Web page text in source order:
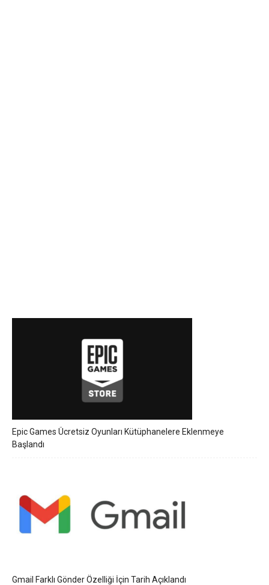
Epic Games Ücretsiz Oyunları Kütüphanelere Eklenmeye
Başlandı
Gmail Farklı Gönder Özelliği İçin Tarih Açıklandı